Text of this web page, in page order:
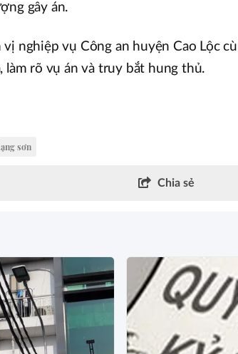
gây án.
vị nghiệp vụ Công an huyện Cao Lộc
làm rõ vụ án và truy bắt hung thủ.
sơn
Chia sẻ